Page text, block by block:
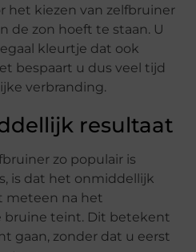
het kiezen van zelfbruiner
de zon hoeft te staan. U
kleurtje dat ook
bespaart u dus veel tijd
verbranding.
resultaat
zo populair is
is dat het onmiddellijk
meteen na het
bruine teint. Dit betekent
gaan, zonder dat u eerst